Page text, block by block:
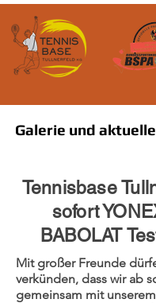
Galerie und
Tennisbase
sofort
BABOLAT
Mit großer Freunde
verkünden, dass wir ab
gemeinsam mit